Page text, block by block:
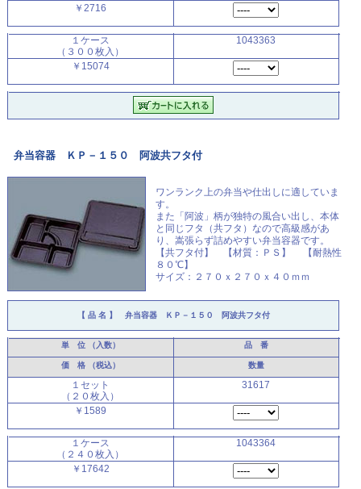
￥2716
１ケース
（３００枚入）
1043363
￥15074
弁当容器 ＫＰ－１５０ 阿波共フタ付
ワンランク上の弁当や仕出しに適していま
す。
また「阿波」柄が独特の風合い出し、本体
と同じフタ（共フタ）なので高級感があ
り、嵩張らず詰めやすい弁当容器です。
【共フタ付】 【材質：ＰＳ】 【耐熱性
８０℃】
サイズ：２７０ｘ２７０ｘ４０ｍｍ
【 品 名 】 弁当容器 ＫＰ－１５０ 阿波共フタ付
単 位（入数） 品 番
価 格（税込） 数量
１セット
（２０枚入）
31617
￥1589
１ケース
（２４０枚入）
1043364
￥17642